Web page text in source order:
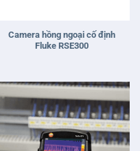
Camera hồng ngoại cố định
Fluke RSE300